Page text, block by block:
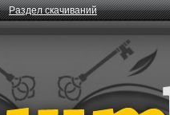
Раздел скачиваний